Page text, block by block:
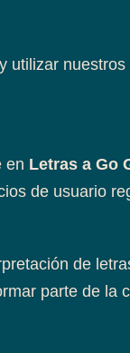
utilizar
en Letras a Go
de usuario
de
parte de la